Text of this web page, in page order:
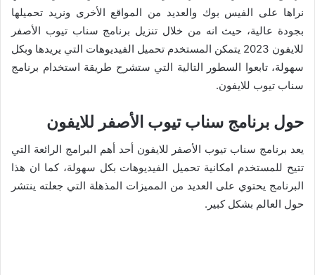
نراها على الفيس بوك والعديد من المواقع الأخرى ونريد تحميلها
بجودة عالية، حيث انه من خلال تنزيل برنامج سناب تيوب الأصفر
للايفون 2023 يتمكن المستخدم تحميل الفيديوهات التي يريدها وبكل
سهولة، تابعوا السطور التالية التي ستشرح طريقة استخدام برنامج
سناب تيوب للايفون.
حول برنامج سناب تيوب الأصفر للايفون
يعد برنامج سناب تيوب الأصفر للايفون أحد أهم البرامج الرائعة التي
تتيح للمستخدم امكانية تحميل الفيديوهات بكل سهولة، كما ان هذا
البرنامج يحتوي على العديد من المميزات المذهلة التي جعلته ينتشر
حول العالم بشكل كبير.